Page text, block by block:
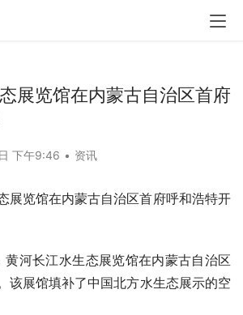
展览馆在内蒙古自治区首府
下午9:46 • 资讯
展览馆在内蒙古自治区首府呼和浩特开
黄河长江水生态展览馆在内蒙古自治区
该展馆填补了中国北方水生态展示的空